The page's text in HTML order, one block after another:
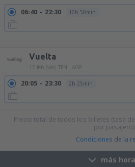
06:40 22:30 16h 50min
Vuelta
12 feb (vie) TFN - AGP
20:05 23:30 2h 25min
Precio total de todos los billetes (tasa
por pasajero)
Condiciones de la
más